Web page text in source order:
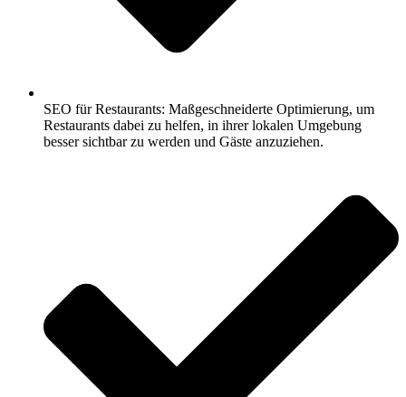
SEO für Restaurants: Maßgeschneiderte Optimierung, um
Restaurants dabei zu helfen, in ihrer lokalen Umgebung
besser sichtbar zu werden und Gäste anzuziehen.